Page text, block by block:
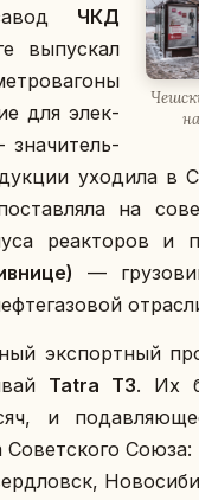
ЧКД
вы­пус­кал
для элек­
зна­чи­тель­
ухо­ди­ла в
на
ре­ак­то­ров и
—
экс­порт­ный
Tatra T3. Их
и
Со­вет­ско­го